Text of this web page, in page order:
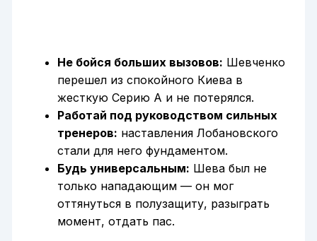
Не бойся больших вызовов: Шевченко
перешел из спокойного Киева в
жесткую Серию А и не потерялся.
Работай под руководством сильных
тренеров: наставления Лобановского
стали для него фундаментом.
Будь универсальным: Шева был не
только нападающим — он мог
оттянуться в полузащиту, разыграть
момент, отдать пас.